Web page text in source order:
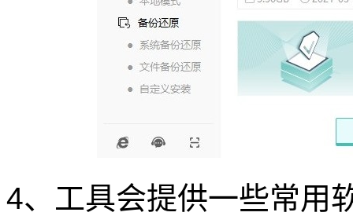
4、工具会提供一些常用